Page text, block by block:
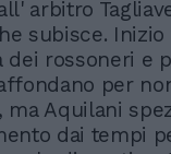
arbitro
subisce. Inizio
dei rossoneri e
per
ma Aquilani
dai tempi